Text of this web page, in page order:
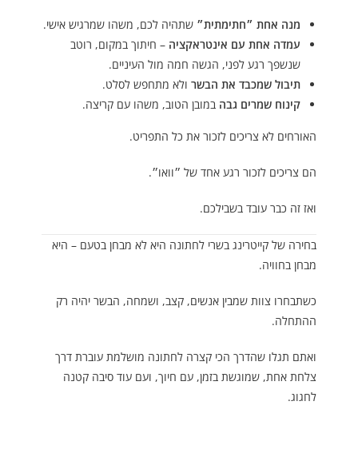
מנה אחת ״חתימתית״ שתהיה לכם, משהו שמרגיש אישי.
עמדה אחת עם אינטראקציה – חיתוך במקום, רוטב
שנשפך רגע לפני, הגשה חמה מול העיניים.
תיבול שמכבד את הבשר ולא מתחפש לסלט.
קינוח שמרים גבה במובן הטוב, משהו עם קריצה.
האורחים לא צריכים לזכור את כל התפריט.
הם צריכים לזכור רגע אחד של ״וואו״.
ואז זה כבר עובד בשבילכם.
בחירה של קייטרינג בשרי לחתונה היא לא מבחן בטעם – היא
מבחן בחוויה.
כשתבחרו צוות שמבין אנשים, קצב, ושמחה, הבשר יהיה רק
ההתחלה.
ואתם תגלו שהדרך הכי קצרה לחתונה מושלמת עוברת דרך
צלחת אחת, שמוגשת בזמן, עם חיוך, ועם עוד סיבה קטנה
לחגוג.